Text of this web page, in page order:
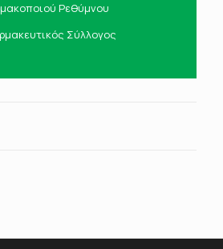
Ρεθύμνου
Σύλλογος